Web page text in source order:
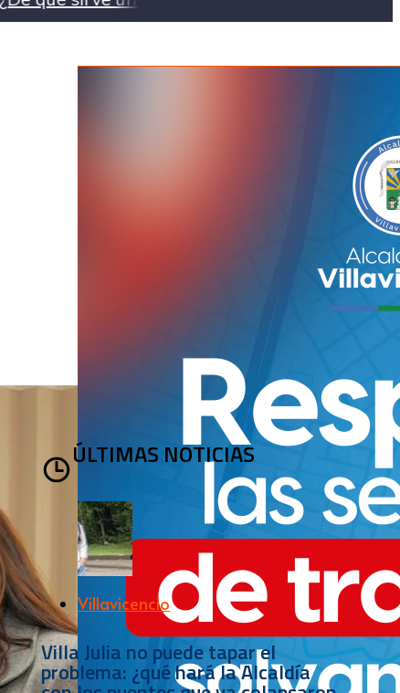
ÚLTIMAS NOTICIAS
Villavicencio
Villa Julia no puede tapar el
problema: ¿qué hará la Alcaldía